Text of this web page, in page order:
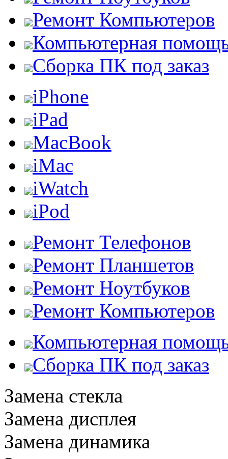
Ремонт Компьютеров
Компьютерная
Сборка ПК под заказ
iPhone
iPad
MacBook
iMac
iWatch
iPod
Ремонт Телефонов
Ремонт Планшетов
Ремонт Ноутбуков
Ремонт Компьютеров
Компьютерная
Сборка ПК под заказ
Замена стекла
Замена дисплея
Замена динамика